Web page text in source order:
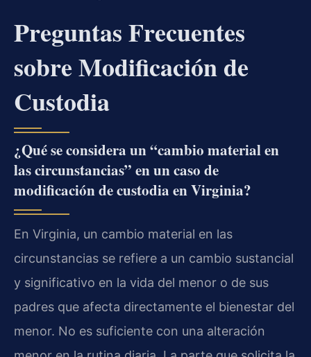
Preguntas Frecuentes
sobre Modificación de
Custodia
¿Qué se considera un “cambio material en
las circunstancias” en un caso de
modificación de custodia en Virginia?
En Virginia, un cambio material en las
circunstancias se refiere a un cambio sustancial
y significativo en la vida del menor o de sus
padres que afecta directamente el bienestar del
menor. No es suficiente con una alteración